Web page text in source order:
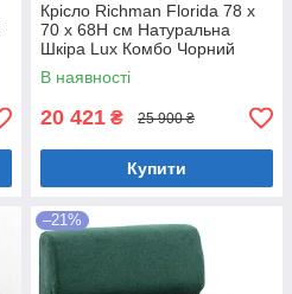
Крісло Richman Florida 78 x
70 x 68H см Натуральна
Шкіра Lux Комбо Чорний
В наявності
20 421 ₴ 25 900 ₴
Купити
–21%